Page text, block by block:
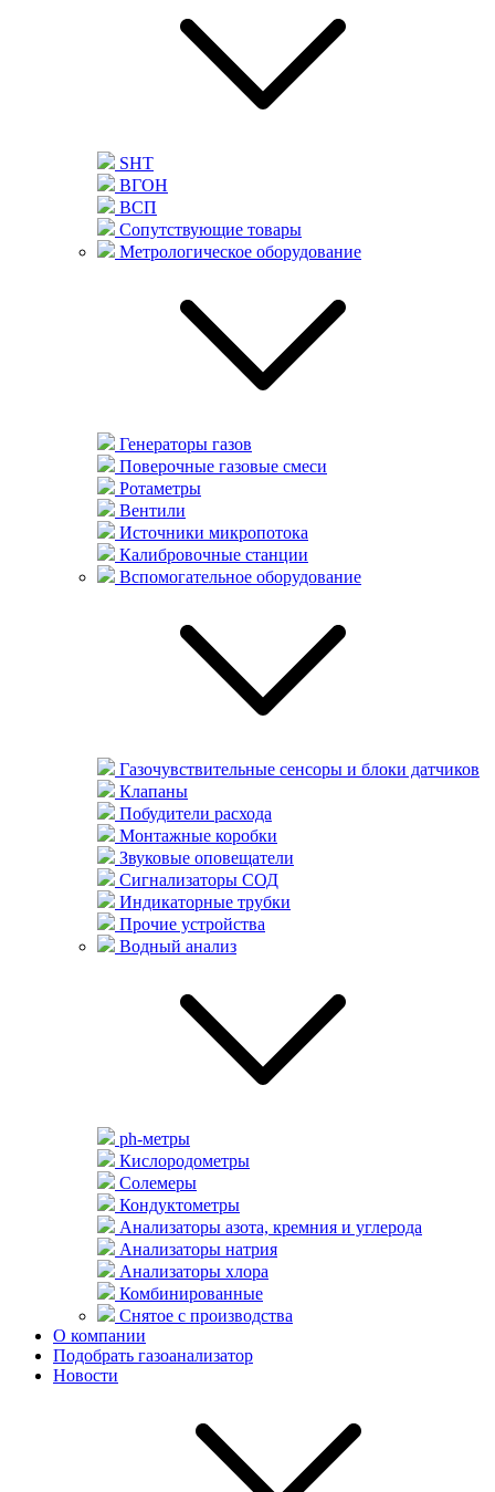
SHT
ВГОН
ВСП
Сопутствующие товары
Метрологическое оборудование
Генераторы газов
Поверочные газовые смеси
Ротаметры
Вентили
Источники микропотока
Калибровочные станции
Вспомогательное оборудование
Газочувствительные сенсоры и блоки датчиков
Клапаны
Побудители расхода
Монтажные коробки
Звуковые оповещатели
Сигнализаторы СОД
Индикаторные трубки
Прочие устройства
Водный анализ
ph-метры
Кислородометры
Солемеры
Кондуктометры
Анализаторы азота, кремния и углерода
Анализаторы натрия
Анализаторы хлора
Комбинированные
Снятое с производства
О компании
Подобрать газоанализатор
Новости